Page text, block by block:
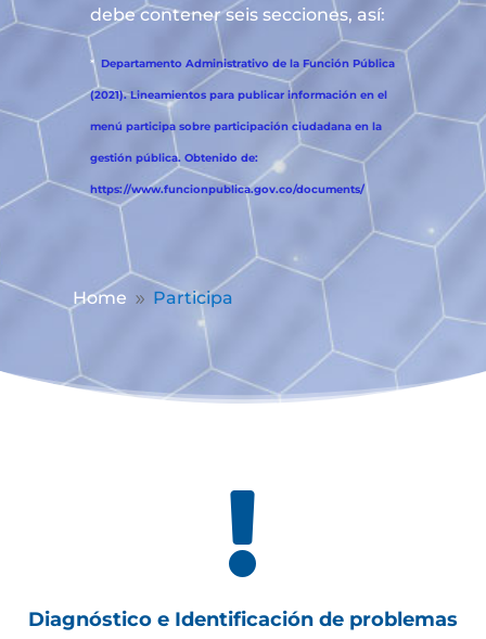
debe contener seis secciones, así:
* Departamento Administrativo de la Función Pública
(2021). Lineamientos para publicar información en el
menú participa sobre participación ciudadana en la
gestión pública. Obtenido de:
https://www.funcionpublica.gov.co/documents/
Home 9 Participa

Diagnóstico e Identificación de problemas